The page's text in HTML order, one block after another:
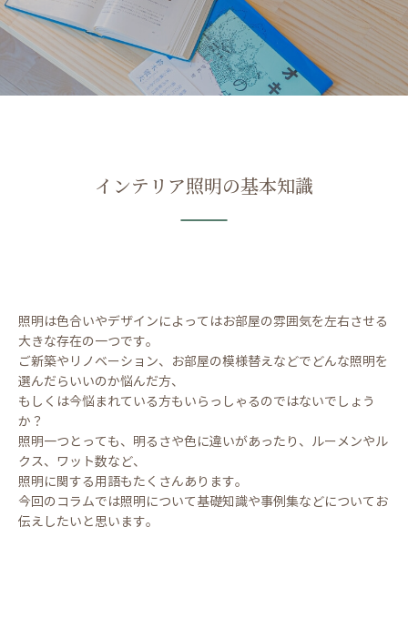
インテリア照明の基本知識
照明は色合いやデザインによってはお部屋の雰囲気を左右させる
大きな存在の一つです。
ご新築やリノベーション、お部屋の模様替えなどでどんな照明を
選んだらいいのか悩んだ方、
もしくは今悩まれている方もいらっしゃるのではないでしょう
か？
照明一つとっても、明るさや色に違いがあったり、ルーメンやル
クス、ワット数など、
照明に関する用語もたくさんあります。
今回のコラムでは照明について基礎知識や事例集などについてお
伝えしたいと思います。